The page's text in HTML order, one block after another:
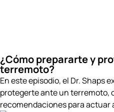
¿Cómo prepararte y
terremoto?
En este episodio, el Dr. Shaps
protegerte ante un terremoto,
recomendaciones para actuar